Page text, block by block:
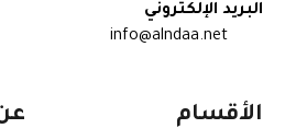
البريد الإلكتروني
info@alndaa.net
الأقسام